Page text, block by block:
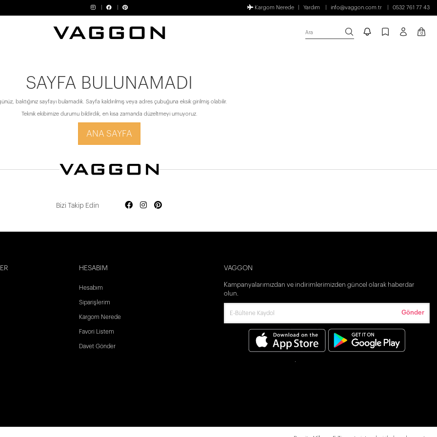
Kargom Nerede Yardım info@vaggon.com.tr 0532 761 77 43
Ara 0
SAYFA BULUNAMADI
baktığınız sayfayı bulamadık. Sayfa kaldırılmış veya adres çubuğuna eksik girilmiş olabilir.
Teknik ekibimize durumu bildirdik, en kısa zamanda düzeltmeyi umuyoruz.
ANA SAYFA
Bizi Takip Edin
HESABIM
Hesabım
Siparişlerim
Kargom Nerede
Favori Listem
Davet Gönder
VAGGON
Kampanyalarımızdan ve indirimlerimizden güncel olarak haberdar
olun.
Gönder